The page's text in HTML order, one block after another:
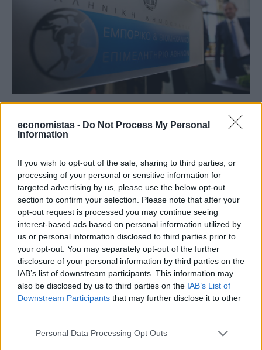
economistas - Do Not Process My Personal
Information
If you wish to opt-out of the sale, sharing to third parties, or
processing of your personal or sensitive information for
targeted advertising by us, please use the below opt-out
section to confirm your selection. Please note that after your
opt-out request is processed you may continue seeing
interest-based ads based on personal information utilized by
us or personal information disclosed to third parties prior to
your opt-out. You may separately opt-out of the further
disclosure of your personal information by third parties on the
IAB’s list of downstream participants. This information may
also be disclosed by us to third parties on the IAB’s List of
Downstream Participants that may further disclose it to other
Personal Data Processing Opt Outs
ΕΠΙΧΕΙΡΗΣΕΙΣ
EBEA: Ολοκληρώθηκε η πρώτη
επιχειρηματική αποστολή στο Όσλο
NEWSROOM/29 Απρ 2024